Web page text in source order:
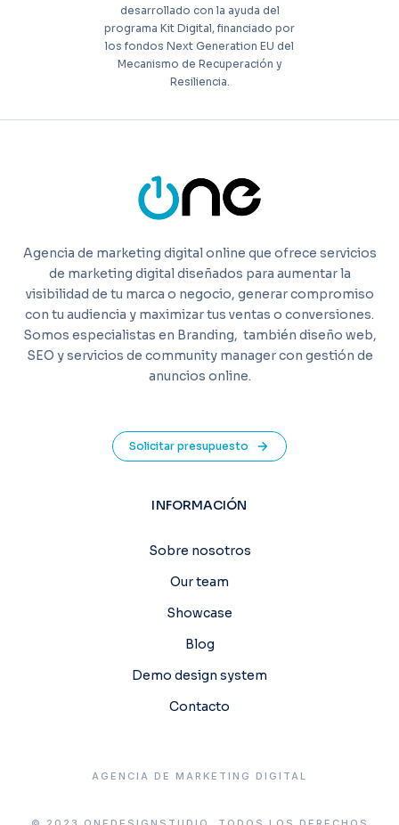
desarrollado con la ayuda del
programa Kit Digital, financiado por
los fondos Next Generation EU del
Mecanismo de Recuperación y
Resiliencia.
Agencia de marketing digital online que ofrece servicios
de marketing digital diseñados para aumentar la
visibilidad de tu marca o negocio, generar compromiso
con tu audiencia y maximizar tus ventas o conversiones.
Somos especialistas en Branding, también diseño web,
SEO y servicios de community manager con gestión de
anuncios online.
Solicitar presupuesto
INFORMACIÓN
Sobre nosotros
Our team
Showcase
Blog
Demo design system
Contacto
AGENCIA DE MARKETING DIGITAL